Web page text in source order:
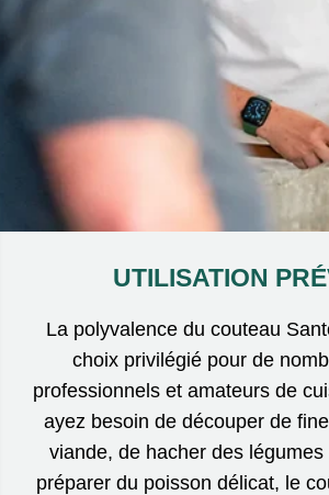
UTILISATION
La polyvalence du couteau
choix privilégié pour de
professionnels et amateurs de
ayez besoin de découper de
viande, de hacher des
préparer du poisson délicat, le